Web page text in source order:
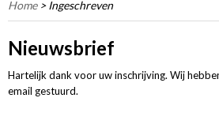
Home> Ingeschreven
Nieuwsbrief
Hartelijk dank voor uw inschrijving. Wij
email gestuurd.